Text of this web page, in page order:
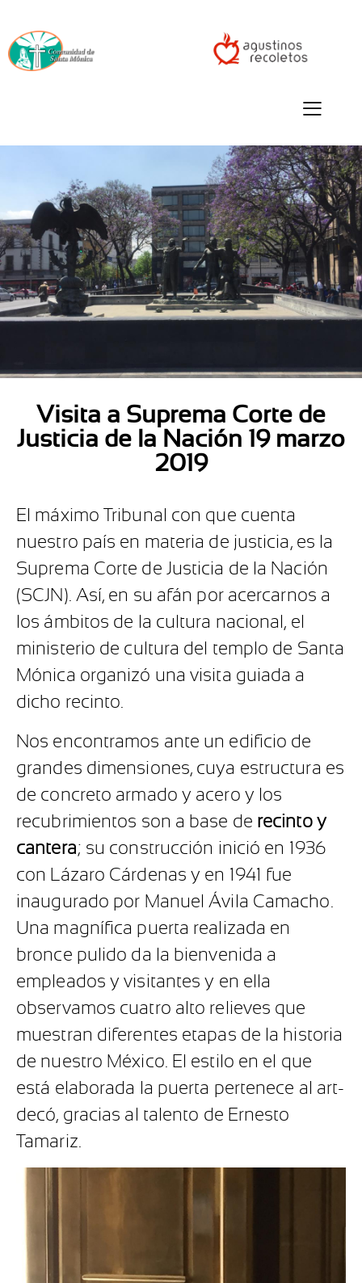
Visita a Suprema Corte de
Justicia de la Nación 19 marzo
2019
El máximo Tribunal con que cuenta
nuestro país en materia de justicia, es la
Suprema Corte de Justicia de la Nación
(SCJN). Así, en su afán por acercarnos a
los ámbitos de la cultura nacional, el
ministerio de cultura del templo de Santa
Mónica organizó una visita guiada a
dicho recinto.
Nos encontramos ante un edificio de
grandes dimensiones, cuya estructura es
de concreto armado y acero y los
recubrimientos son a base de recinto y
cantera; su construcción inició en 1936
con Lázaro Cárdenas y en 1941 fue
inaugurado por Manuel Ávila Camacho.
Una magnífica puerta realizada en
bronce pulido da la bienvenida a
empleados y visitantes y en ella
observamos cuatro alto relieves que
muestran diferentes etapas de la historia
de nuestro México. El estilo en el que
está elaborada la puerta pertenece al art-
decó, gracias al talento de Ernesto
Tamariz.